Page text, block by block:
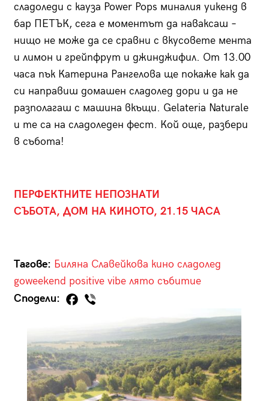
сладоледи с кауза Power Pops миналия уикенд в
бар ПЕТЪК, сега е моментът да наваксаш –
нищо не може да се сравни с вкусовете мента
и лимон и грейпфрут и джинджифил. От 13.00
часа пък Катерина Рангелова ще покаже как да
си направиш домашен сладолед дори и да не
разполагаш с машина вкъщи. Gelateria Naturale
и те са на сладоледен фест. Кой още, разбери
в събота!
ПЕРФЕКТНИТЕ НЕПОЗНАТИ
СЪБОТА, ДОМ НА КИНОТО, 21.15 ЧАСА
Тагове: Биляна Славейкова кино сладолед
goweekend positive vibe лято събитие
Сподели: